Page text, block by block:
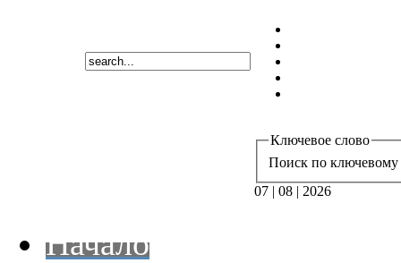
Ключевое слово
Поиск по ключевому
07 | 08 | 2026
Начало